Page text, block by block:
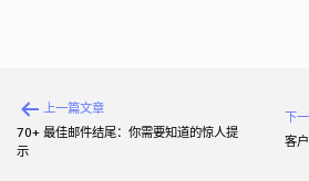
文
章
导
上一篇文章
70+ 最佳邮件结尾：你需要知道的惊人提
示
下
客